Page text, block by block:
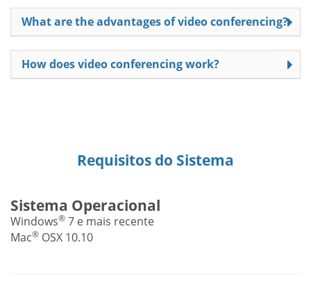
What are the advantages of video conferencing?
How does video conferencing work?
Requisitos do Sistema
Sistema Operacional
Windows® 7 e mais recente
Mac® OSX 10.10